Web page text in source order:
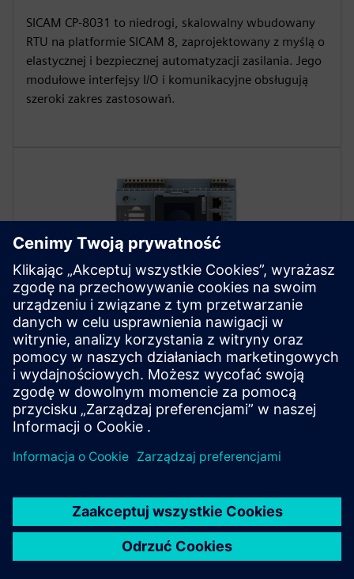
SICAM CP-8031 to niedrogi, skalowalny wbudowany
RTU na platformie SICAM 8, zaprojektowany z myślą o
elastycznej i bezpiecznej automatyzacji zasilania. Jego
modułowe interfejsy I/O i komunikacyjne obsługują
szeroki zakres zastosowań.
Poznaj czasy działania SICAM
A8000
SICAM A8000 CP-8010/12
SICAM CP-8010/12 to kompaktowy RTU na platformie
z wysokim bezpieczeństwem cybernetycznym, aby
umożliwić elastyczną i wydajną automatyzację
zasilania w wielu aplikacjach.